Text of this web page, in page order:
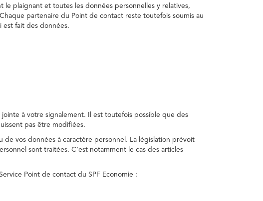
plaignant et toutes les données personnelles y relatives,
partenaire du Point de contact reste toutefois soumis au
est fait des données.
à votre signalement. Il est toutefois possible que des
pas être modifiées.
de vos données à caractère personnel. La législation prévoit
sont traitées. C’est notamment le cas des articles
Point de contact du SPF Economie :